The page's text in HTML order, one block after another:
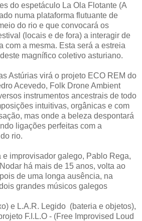
do espetáculo La Ola Flotante (A
numa plataforma flutuante de
do rio e que convocará os
(locais e de fora) a interagir de
com a mesma. Esta será a estreia
magnífico coletivo asturiano.
Astúrias virá o projeto ECO REM do
Acevedo, Folk Drone Ambient
instrumentos ancestrais de todo
intuitivas, orgânicas e com
mas onde a beleza despontará
ligações perfeitas com a
rio.
e improvisador galego, Pablo Rega,
há mais de 15 anos, volta ao
de uma longa ausência, na
grandes músicos galegos
e L.A.R. Legido (bateria e objetos),
F.I.L.O - (Free Improvised Loud